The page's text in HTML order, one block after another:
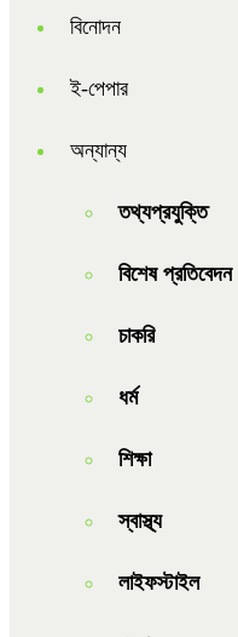
বিনোদন
ই-পেপার
অন্যান্য
তথ্যপ্রযুক্তি
বিশেষ প্রতিবেদন
চাকরি
ধর্ম
শিক্ষা
স্বাস্থ্য
লাইফস্টাইল